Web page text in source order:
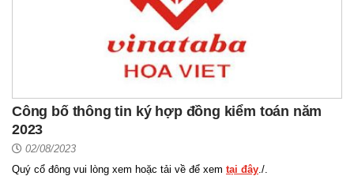
Công bố thông tin ký hợp đồng kiểm toán năm
2023
02/08/2023
Quý cổ đông vui lòng xem hoặc tải về để xem tại đây ./.